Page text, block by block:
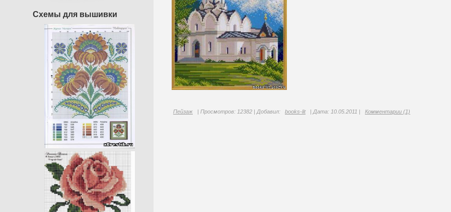
Схемы для вышивки
Пейзаж | Просмотров: 12382 | Добавил: books-lit | Дата: 10.05.2011 | Комментарии (1)